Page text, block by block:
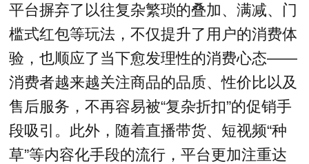
平台摒弃了以往复杂繁琐的叠加、满减、门
槛式红包等玩法，不仅提升了用户的消费体
验，也顺应了当下愈发理性的消费心态——
消费者越来越关注商品的品质、性价比以及
售后服务，不再容易被“复杂折扣”的促销手
段吸引。此外，随着直播带货、短视频“种
草”等内容化手段的流行，平台更加注重达